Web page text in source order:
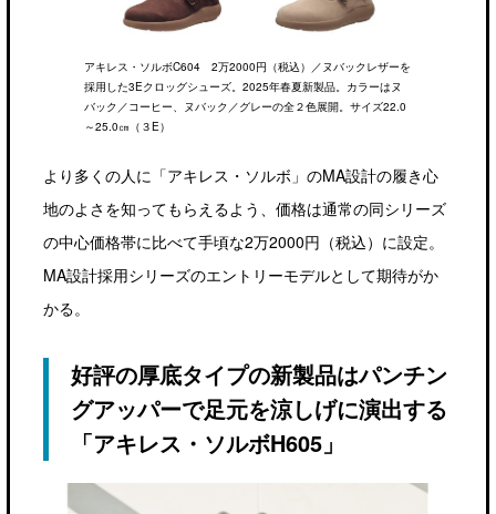
アキレス・ソルボC604 2万2000円（税込）／ヌバックレザーを
採用した3Eクロッグシューズ。2025年春夏新製品。カラーはヌ
バック／コーヒー、ヌバック／グレーの全２色展開。サイズ22.0
～25.0㎝（３E）
より多くの人に「アキレス・ソルボ」のMA設計の履き心
地のよさを知ってもらえるよう、価格は通常の同シリーズ
の中心価格帯に比べて手頃な2万2000円（税込）に設定。
MA設計採用シリーズのエントリーモデルとして期待がか
かる。
好評の厚底タイプの新製品はパンチン
グアッパーで足元を涼しげに演出する
「アキレス・ソルボH605」